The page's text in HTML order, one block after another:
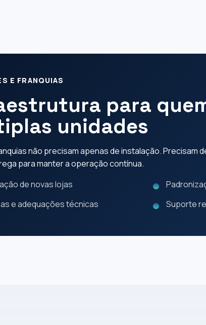
E FRANQUIAS
para
unidades
não precisam apenas de instalação.
para manter a operação contínua.
de novas lojas
e adequações técnicas
Suporte